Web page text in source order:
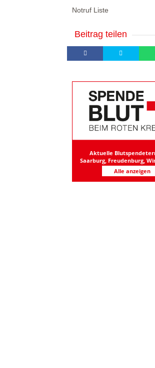
Notruf Liste
Beitrag teilen
Aktuelle
Saarburg, Freudenburg,
Alle anzeigen